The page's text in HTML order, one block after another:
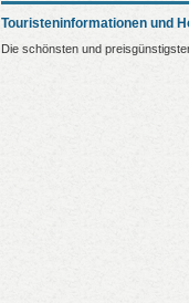
Touristeninformationen und
Die schönsten und